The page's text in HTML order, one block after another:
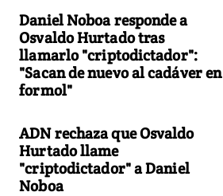
Daniel Noboa responde a
Osvaldo Hurtado tras
llamarlo "criptodictador":
"Sacan de nuevo al cadáver en
formol"
ADN rechaza que Osvaldo
Hurtado llame
"criptodictador" a Daniel
Noboa